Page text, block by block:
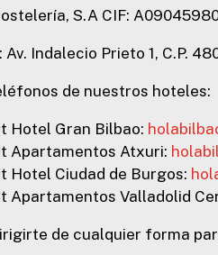
S.A CIF:
Av. Indalecio Prieto 1, C.P.
de nuestros hoteles:
Hotel Gran Bilbao:
Apartamentos Atxuri:
Hotel Ciudad de Burgos:
Apartamentos Valladolid
de cualquier forma